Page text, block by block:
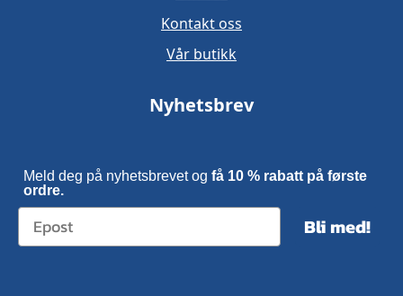
Kontakt oss
Vår butikk
Nyhetsbrev
Meld deg på nyhetsbrevet og få 10 % rabatt på første
ordre.
Bli med!